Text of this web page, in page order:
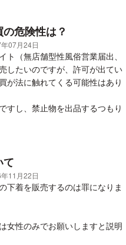
危険性は？
07月24日
ト（無店舗型性風俗営業届出、
したいのですが、許可が出てい
が法に触れてくる可能性はあり
すし、禁止物を出品するつもり
て
11月22日
下着を販売するのは罪になりま
女性のみでお願いしますと説明